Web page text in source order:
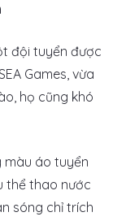
đội tuyển được
Games, vừa
họ cũng khó
màu áo tuyển
thể thao nước
sóng chỉ trích